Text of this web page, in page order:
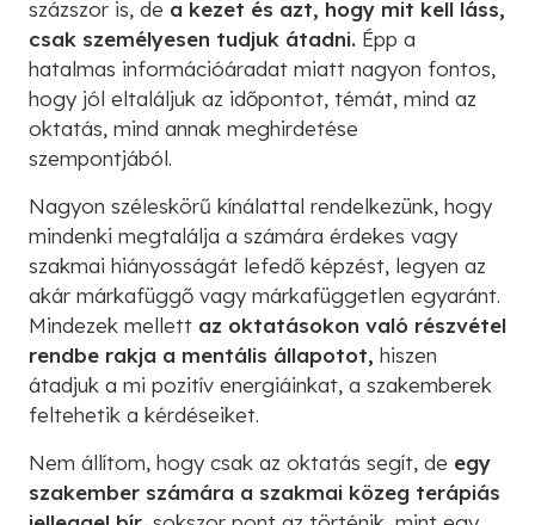
százszor is, de a kezet és azt, hogy mit kell láss,
csak személyesen tudjuk átadni. Épp a
hatalmas információáradat miatt nagyon fontos,
hogy jól eltaláljuk az időpontot, témát, mind az
oktatás, mind annak meghirdetése
szempontjából.
Nagyon széleskörű kínálattal rendelkezünk, hogy
mindenki megtalálja a számára érdekes vagy
szakmai hiányosságát lefedő képzést, legyen az
akár márkafüggő vagy márkafüggetlen egyaránt.
Mindezek mellett az oktatásokon való részvétel
rendbe rakja a mentális állapotot, hiszen
átadjuk a mi pozitív energiáinkat, a szakemberek
feltehetik a kérdéseiket.
Nem állítom, hogy csak az oktatás segít, de egy
szakember számára a szakmai közeg terápiás